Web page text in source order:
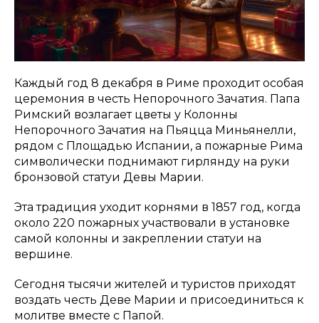
Каждый год 8 декабря в Риме проходит особая
церемония в честь Непорочного Зачатия. Папа
Римский возлагает цветы у Колонны
Непорочного Зачатия на Пьяцца Миньянелли,
рядом с Площадью Испании, а пожарные Рима
символически поднимают гирлянду на руки
бронзовой статуи Девы Марии.
Эта традиция уходит корнями в 1857 год, когда
около 220 пожарных участвовали в установке
самой колонны и закреплении статуи на
вершине.
Сегодня тысячи жителей и туристов приходят
воздать честь Деве Марии и присоединиться к
молитве вместе с Папой.